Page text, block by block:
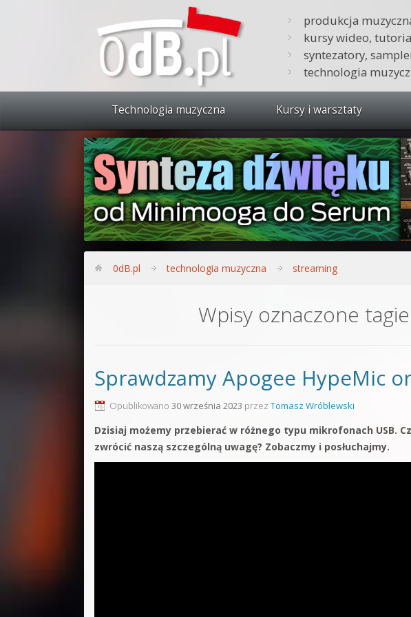
produkcja
kursy wideo,
syntezatory,
technologia
Technologia muzyczna Kursy i warsztaty
Zobacz wszystkie kursy i
Synteza dźwięku 🔥
Produkcja muzyczna w
Bitwig Studio od podstaw
Sound Forge od podstaw
Kontakt 5 Kompendium
Pakiety
0dB.pl technologia muzyczna streaming
Wpisy oznaczone
Sprawdzamy Apogee HypeMic
Opublikowano 30 września 2023 przez Tomasz Wróblewski
Dzisiaj możemy przebierać w różnego typu mikrofonach USB.
zwrócić naszą szczególną uwagę? Zobaczmy i posłuchajmy.